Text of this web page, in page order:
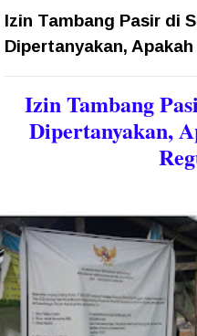
Izin Tambang Pasir di
Dipertanyakan,
Izin Tambang
Dipertanyakan,